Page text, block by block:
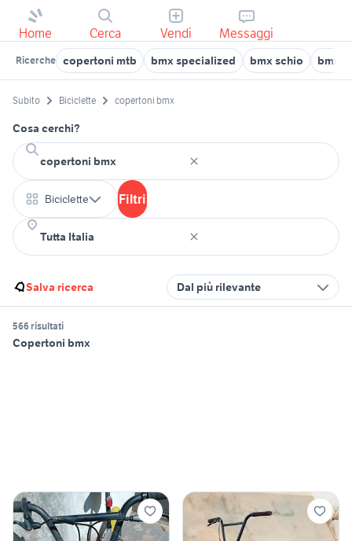
Home Cerca Vendi Messaggi
Ricerche copertoni mtb bmx specialized bmx schio bmx
Subito Biciclette copertoni bmx
Cosa cerchi?
Biciclette Filtri
Salva ricerca Dal più rilevante
566 risultati
Copertoni bmx